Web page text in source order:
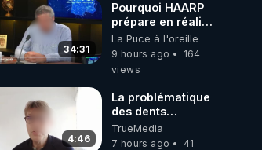
34:31
Pourquoi HAARP
prépare en réalité
un CHAOS
climatique, on
répond
La Puce à l'oreille
9 hours ago
164
views
4:46
La problématique
des dents
dévitalisées et
des implants
TrueMedia
7 hours ago
41